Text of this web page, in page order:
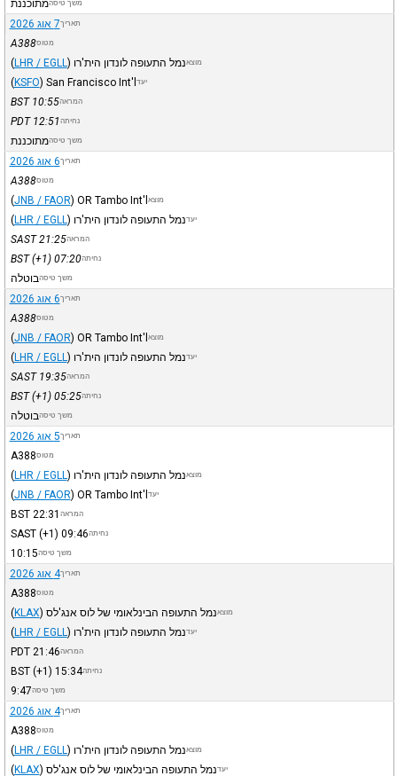
משך טיסהמתוכננת
תאריך7 אוג 2026
מטוסA388
מוצאנמל התעופה לונדון הית'רו (LHR / EGLL )
יעד San Francisco Int'l
(KSFO)
המראה10:55
BST
נחיתה 12:51
PDT
משך טיסהמתוכננת
תאריך6 אוג 2026
מטוסA388
מוצא OR Tambo Int'l
(JNB / FAOR)
יעדנמל התעופה לונדון הית'רו (LHR / EGLL )
המראה21:25
SAST
נחיתה07:20
BST(+1)
משך טיסהבוטלה
תאריך6 אוג 2026
מטוסA388
מוצא OR Tambo Int'l
(JNB / FAOR)
יעדנמל התעופה לונדון הית'רו (LHR / EGLL )
המראה19:35
SAST
נחיתה05:25
BST(+1)
משך טיסהבוטלה
תאריך5 אוג 2026
מטוסA388
מוצאנמל התעופה לונדון הית'רו (LHR / EGLL )
יעד OR Tambo Int'l
(JNB / FAOR)
המראה 22:31
BST
נחיתה09:46
SAST(+1)
משך טיסה10:15
תאריך4 אוג 2026
מטוסA388
מוצאנמל התעופה הבינלאומי של לוס אנג'לס (KLAX)
יעדנמל התעופה לונדון הית'רו (LHR / EGLL )
המראה21:46
PDT
נחיתה15:34
BST(+1)
משך טיסה9:47
תאריך4 אוג 2026
מטוסA388
מוצאנמל התעופה לונדון הית'רו (LHR / EGLL )
יעדנמל התעופה הבינלאומי של לוס אנג'לס (KLAX)